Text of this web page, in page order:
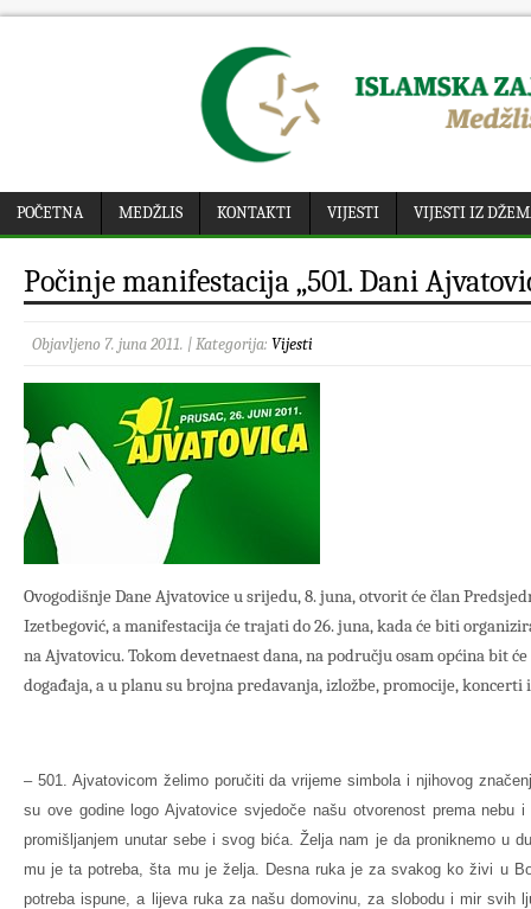
POČETNA MEDŽLIS KONTAKTI VIJESTI VIJESTI IZ
Počinje manifestacija „501. Dani
Objavljeno 7. juna 2011. | Kategorija: Vijesti
Ovogodišnje Dane Ajvatovice u srijedu, 8. juna, otvorit će član
Izetbegović, a manifestacija će trajati do 26. juna, kada će biti
na Ajvatovicu. Tokom devetnaest dana, na području osam općina bit
događaja, a u planu su brojna predavanja, izložbe, promocije, koncerti
– 501. Ajvatovicom želimo poručiti da vrijeme simbola i njihovog
su ove godine logo Ajvatovice svjedoče našu otvorenost prema nebu
promišljanjem unutar sebe i svog bića. Želja nam je da proniknemo u
mu je ta potreba, šta mu je želja. Desna ruka je za svakog ko živi u
potreba ispune, a lijeva ruka za našu domovinu, za slobodu i mir svih